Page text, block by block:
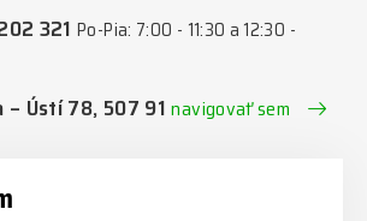
321Po-Pia: 7:00 - 11:30 a 12:30 -
– Ústí 78, 507 91navigovať sem